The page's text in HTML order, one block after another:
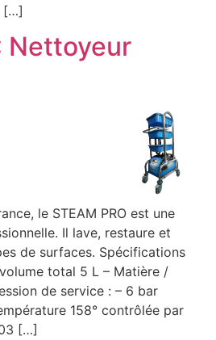
[…]
Nettoyeur
le STEAM PRO est une
Il lave, restaure et
de surfaces. Spécifications
total 5 L – Matière /
de service : – 6 bar
158° contrôlée par
[…]